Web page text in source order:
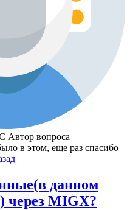
Автор вопроса
в этом, еще раз спасибо
данном
через MIGX?